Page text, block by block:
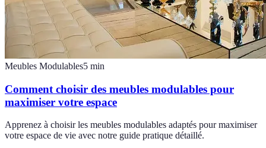
Meubles Modulables5 min
Comment choisir des meubles modulables pour
maximiser votre espace
Apprenez à choisir les meubles modulables adaptés pour maximiser
votre espace de vie avec notre guide pratique détaillé.